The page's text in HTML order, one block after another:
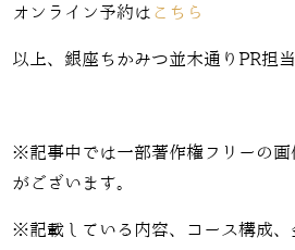
オンライン予約は こちら
以上、銀座ちかみつ並木通りPR担当
※記事中では一部著作権フリーの画
がございます。
※記載している内容、コース構成、